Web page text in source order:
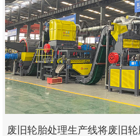
废旧轮胎处理生产线将废旧